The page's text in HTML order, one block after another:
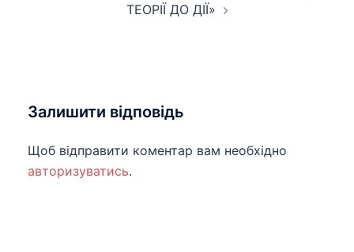
ТЕОРІЇ ДО ДІЇ»
Залишити відповідь
Щоб відправити коментар вам необхідно
авторизуватись.